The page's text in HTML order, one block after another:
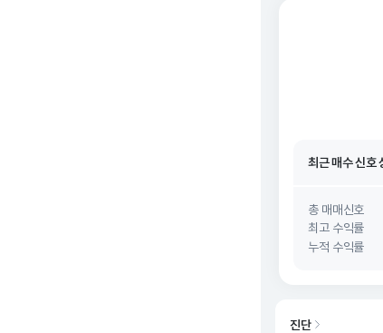
최근 매수 신호
총 매매신호
최고 수익률
누적 수익률
진단